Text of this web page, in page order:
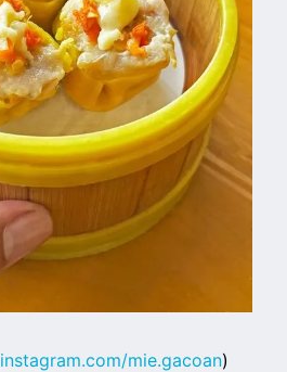
instagram.com/mie.gacoan)